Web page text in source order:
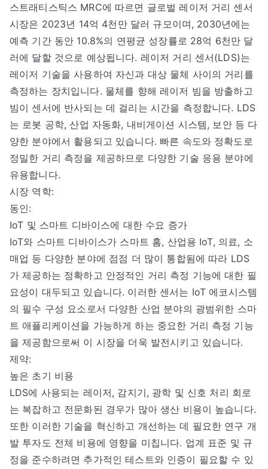
스트래티스틱스 MRC에 따르면 글로벌 레이저 거리 센서
시장은 2023년 14억 4천만 달러 규모이며, 2030년에는
예측 기간 동안 10.8%의 연평균 성장률로 28억 6천만 달
러에 달할 것으로 예상됩니다. 레이저 거리 센서(LDS)는
레이저 기술을 사용하여 자신과 대상 물체 사이의 거리를
측정하는 장치입니다. 물체를 향해 레이저 빔을 방출하고
빔이 센서에 반사되는 데 걸리는 시간을 측정합니다. LDS
는 로봇 공학, 산업 자동화, 내비게이션 시스템, 보안 등 다
양한 분야에서 활용되고 있습니다. 빠른 속도와 정확도로
정밀한 거리 측정을 제공하므로 다양한 기술 응용 분야에
유용합니다.
시장 역학:
동인:
IoT 및 스마트 디바이스에 대한 수요 증가
IoT와 스마트 디바이스가 스마트 홈, 산업용 IoT, 의료, 소
매업 등 다양한 분야에 점점 더 많이 통합됨에 따라 LDS
가 제공하는 정확하고 안정적인 거리 측정 기능에 대한 필
요성이 대두되고 있습니다. 이러한 센서는 IoT 에코시스템
의 필수 구성 요소로서 다양한 산업 분야의 광범위한 스마
트 애플리케이션을 가능하게 하는 중요한 거리 측정 기능
을 제공함으로써 이 시장을 더욱 발전시키고 있습니다.
제약:
높은 초기 비용
LDS에 사용되는 레이저, 감지기, 광학 및 신호 처리 회로
는 복잡하고 전문화된 경우가 많아 생산 비용이 높습니다.
또한 이러한 기술을 혁신하고 개선하는 데 필요한 연구 개
발 투자도 전체 비용에 영향을 미칩니다. 업계 표준 및 규
정을 준수하려면 추가적인 테스트와 인증이 필요할 수 있